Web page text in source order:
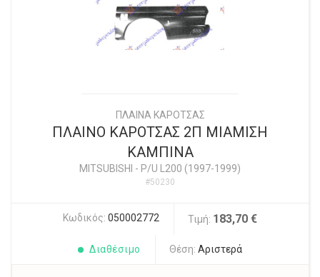
ΠΛΑΙΝΑ ΚΑΡΟΤΣΑΣ
ΠΛΑΙΝΟ ΚΑΡΟΤΣΑΣ 2Π ΜΙΑΜΙΣΗ
ΚΑΜΠΙΝΑ
MITSUBISHI - P/U L200 (1997-1999)
#50230
Κωδικός: 050002772 Τιμή: 183,70 €
Διαθέσιμο Θέση: Αριστερά